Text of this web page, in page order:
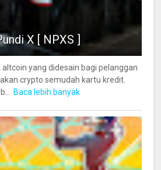
X [ NPXS ]
yang didesain bagi pelanggan
crypto semudah kartu kredit.
Baca lebih banyak